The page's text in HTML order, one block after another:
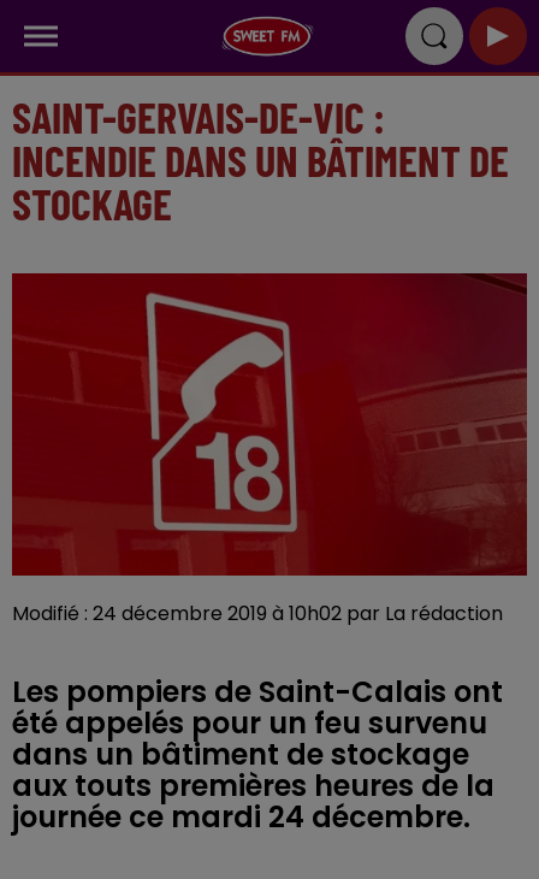
SAINT-GERVAIS-DE-VIC :
INCENDIE DANS UN BÂTIMENT DE
STOCKAGE
Modifié : 24 décembre 2019 à 10h02 par La rédaction
Les pompiers de Saint-Calais ont
été appelés pour un feu survenu
dans un bâtiment de stockage
aux touts premières heures de la
journée ce mardi 24 décembre.